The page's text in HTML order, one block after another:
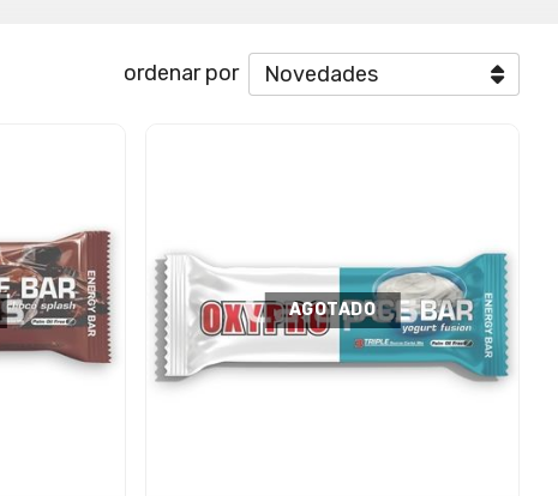
ordenar por
AGOTADO